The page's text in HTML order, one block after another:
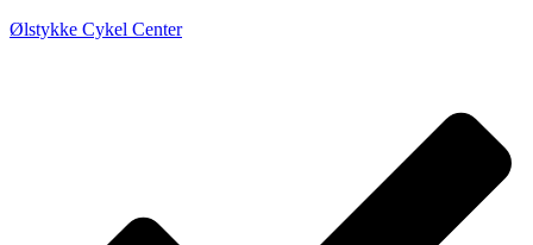
Ølstykke Cykel Center